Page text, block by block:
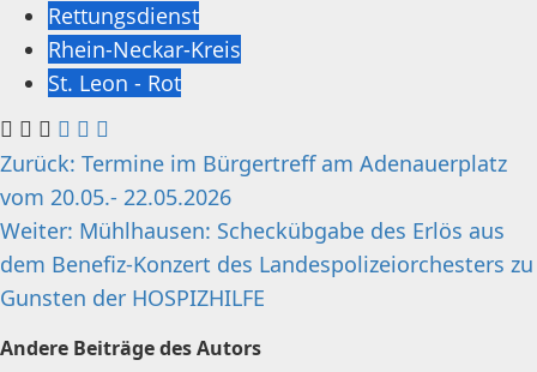
Rettungsdienst
Rhein-Neckar-Kreis
St. Leon - Rot
Beitragsnavigation
Zurück: Termine im Bürgertreff am Adenauerplatz
vom 20.05.- 22.05.2026
Weiter: Mühlhausen: Scheckübgabe des Erlös aus
dem Benefiz-Konzert des Landespolizeiorchesters zu
Gunsten der HOSPIZHILFE
Andere Beiträge des Autors